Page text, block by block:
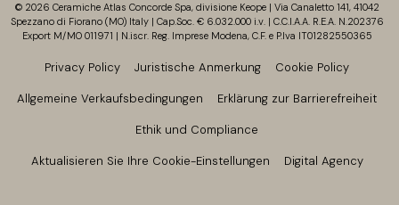
© 2026 Ceramiche Atlas Concorde Spa, divisione Keope | Via Canaletto 141, 41042
Spezzano di Fiorano (MO) Italy | Cap.Soc. € 6.032.000 i.v. | C.C.I.A.A. R.E.A. N.202376
Export M/MO 011971 | N.iscr. Reg. Imprese Modena, C.F. e P.Iva IT01282550365
Privacy Policy Juristische Anmerkung Cookie Policy
Allgemeine Verkaufsbedingungen Erklärung zur Barrierefreiheit
Ethik und Compliance
Aktualisieren Sie Ihre Cookie-Einstellungen Digital Agency